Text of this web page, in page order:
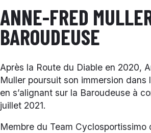
ANNE-FRED
BAROUDEUSE
Après la Route du Diable en 2020,
Muller poursuit son immersion dans
en s’alignant sur la Baroudeuse à
juillet 2021.
Membre du Team Cyclosportissimo